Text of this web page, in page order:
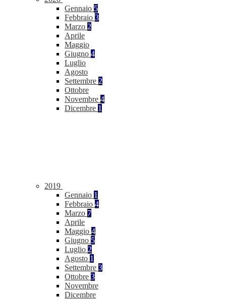
Gennaio 5
Febbraio 3
Marzo 2
Aprile
Maggio
Giugno 4
Luglio
Agosto
Settembre 2
Ottobre
Novembre 4
Dicembre 1
2019
Gennaio 1
Febbraio 4
Marzo 7
Aprile
Maggio 4
Giugno 5
Luglio 2
Agosto 1
Settembre 3
Ottobre 3
Novembre
Dicembre